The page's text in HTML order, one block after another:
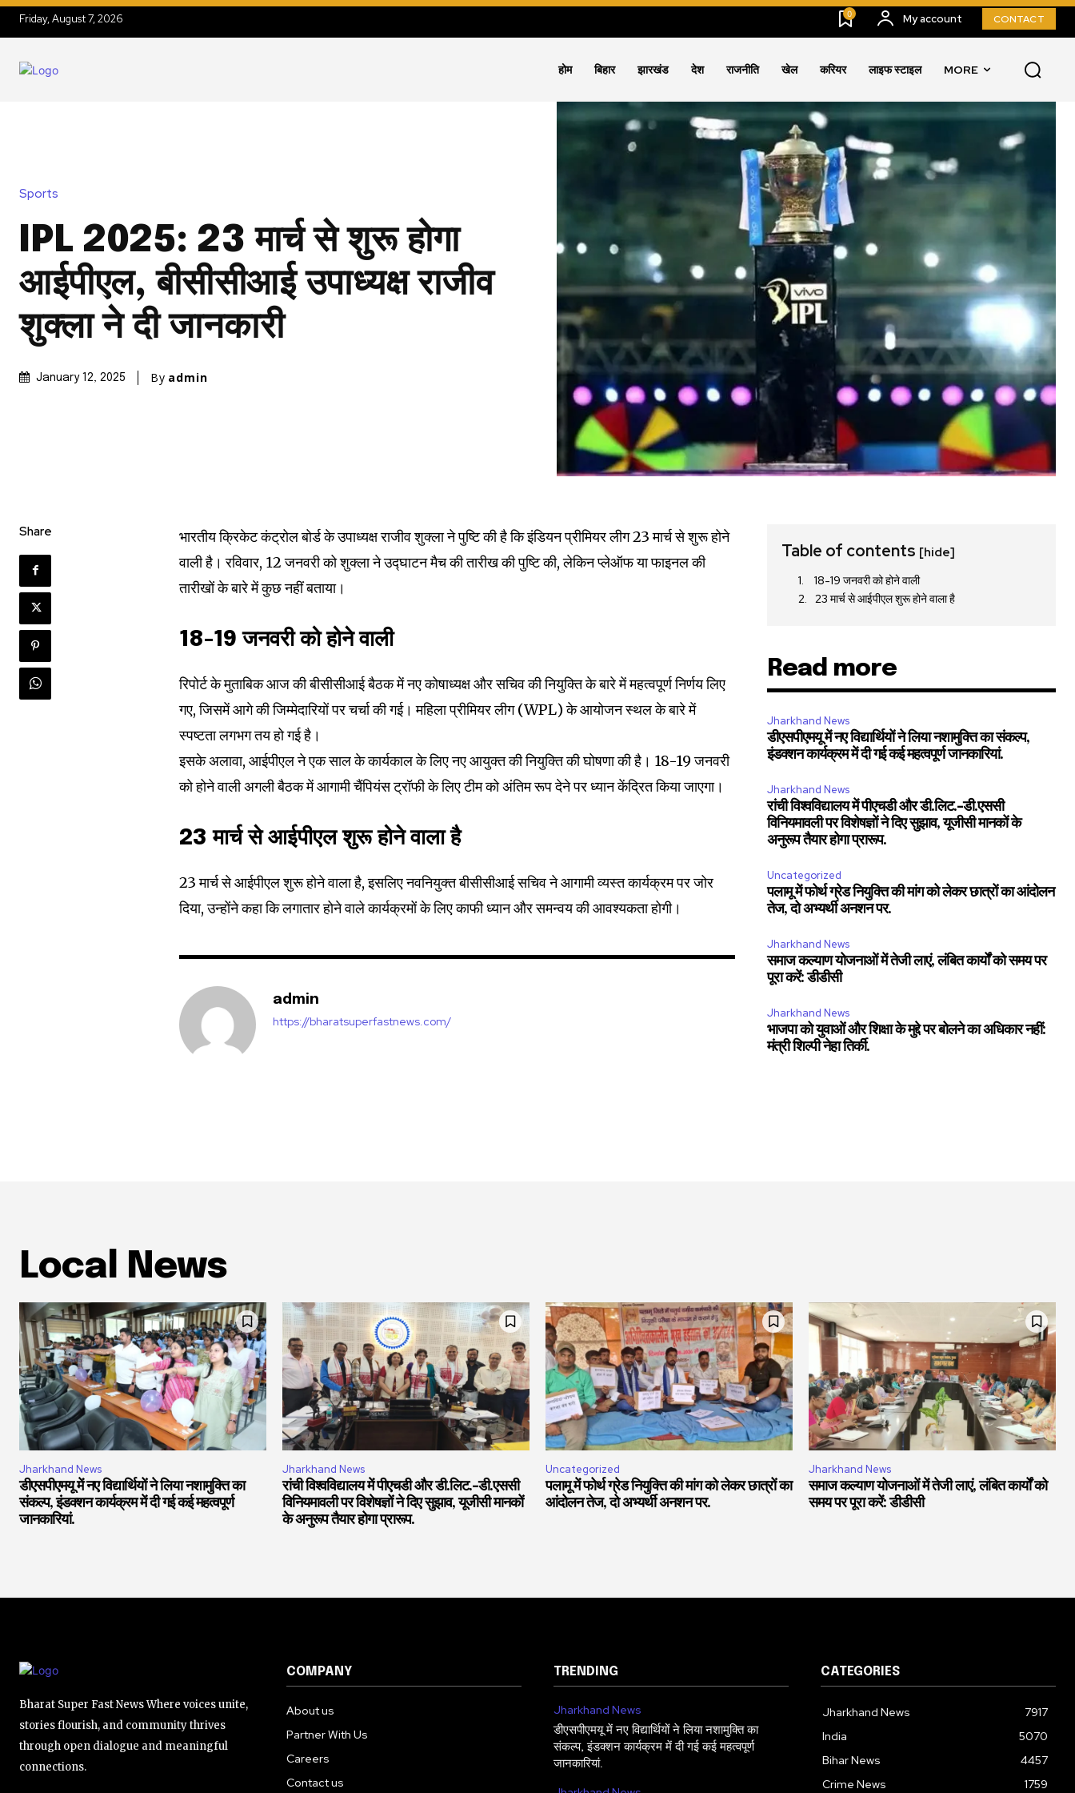
Join our community of
SUBSCRIBERS and be part
the subscribe button below. Don't worry, we respect your privacy and
won't spam your inbox. Your information is safe with us.
I've read and accept the Privacy Policy.
11,243
Followers
Friday, August 7, 2026 0 My account CONTACT
होम बिहार झारखंड देश राजनीति खेल करियर लाइफ स्टाइल MORE
Sports
IPL 2025: 23 मार्च से शुरू होगा
आईपीएल, बीसीसीआई उपाध्यक्ष राजीव
शुक्ला ने दी जानकारी
January 12, 2025 By admin
Share
भारतीय क्रिकेट कंट्रोल बोर्ड के उपाध्यक्ष राजीव शुक्ला ने पुष्टि की है कि इंडियन प्रीमियर लीग 23 मार्च से शुरू होने
वाली है। रविवार, 12 जनवरी को शुक्ला ने उद्घाटन मैच की तारीख की पुष्टि की, लेकिन प्लेऑफ या फाइनल की
तारीखों के बारे में कुछ नहीं बताया।
18-19 जनवरी को होने वाली
रिपोर्ट के मुताबिक आज की बीसीसीआई बैठक में नए कोषाध्यक्ष और सचिव की नियुक्ति के बारे में महत्वपूर्ण निर्णय लिए
गए, जिसमें आगे की जिम्मेदारियों पर चर्चा की गई। महिला प्रीमियर लीग (WPL) के आयोजन स्थल के बारे में
स्पष्टता लगभग तय हो गई है।
इसके अलावा, आईपीएल ने एक साल के कार्यकाल के लिए नए आयुक्त की नियुक्ति की घोषणा की है। 18-19 जनवरी
को होने वाली अगली बैठक में आगामी चैंपियंस ट्रॉफी के लिए टीम को अंतिम रूप देने पर ध्यान केंद्रित किया जाएगा।
23 मार्च से आईपीएल शुरू होने वाला है
23 मार्च से आईपीएल शुरू होने वाला है, इसलिए नवनियुक्त बीसीसीआई सचिव ने आगामी व्यस्त कार्यक्रम पर जोर
दिया, उन्होंने कहा कि लगातार होने वाले कार्यक्रमों के लिए काफी ध्यान और समन्वय की आवश्यकता होगी।
admin
https://bharatsuperfastnews.com/
Table of contents [hide]
18-19 जनवरी को होने वाली
23 मार्च से आईपीएल शुरू होने वाला है
Read more
Jharkhand News
डीएसपीएमयू में नए विद्यार्थियों ने लिया नशामुक्ति का संकल्प,
इंडक्शन कार्यक्रम में दी गई कई महत्वपूर्ण जानकारियां.
Jharkhand News
रांची विश्वविद्यालय में पीएचडी और डी.लिट.-डी.एससी
विनियमावली पर विशेषज्ञों ने दिए सुझाव, यूजीसी मानकों के
अनुरूप तैयार होगा प्रारूप.
Uncategorized
पलामू में फोर्थ ग्रेड नियुक्ति की मांग को लेकर छात्रों का आंदोलन
तेज, दो अभ्यर्थी अनशन पर.
Jharkhand News
समाज कल्याण योजनाओं में तेजी लाएं, लंबित कार्यों को समय पर
पूरा करें: डीडीसी
Jharkhand News
भाजपा को युवाओं और शिक्षा के मुद्दे पर बोलने का अधिकार नहीं:
मंत्री शिल्पी नेहा तिर्की.
Local News
Jharkhand News
डीएसपीएमयू में नए विद्यार्थियों ने लिया नशामुक्ति का
संकल्प, इंडक्शन कार्यक्रम में दी गई कई महत्वपूर्ण
जानकारियां.
Jharkhand News
रांची विश्वविद्यालय में पीएचडी और डी.लिट.-डी.एससी
विनियमावली पर विशेषज्ञों ने दिए सुझाव, यूजीसी मानकों
के अनुरूप तैयार होगा प्रारूप.
Uncategorized
पलामू में फोर्थ ग्रेड नियुक्ति की मांग को लेकर छात्रों का
आंदोलन तेज, दो अभ्यर्थी अनशन पर.
Jharkhand News
समाज कल्याण योजनाओं में तेजी लाएं, लंबित कार्यों को
समय पर पूरा करें: डीडीसी
Bharat Super Fast News Where voices unite,
stories flourish, and community thrives
through open dialogue and meaningful
connections.
COMPANY
About us
Partner With Us
Careers
Contact us
TRENDING
Jharkhand News
डीएसपीएमयू में नए विद्यार्थियों ने लिया नशामुक्ति का
संकल्प, इंडक्शन कार्यक्रम में दी गई कई महत्वपूर्ण
जानकारियां.
CATEGORIES
Jharkhand News
7917
India
5070
Bihar News
4457
Crime News
1759